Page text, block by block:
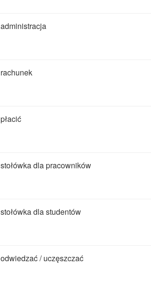
administracja
rachunek
płacić
stołówka dla pracowników
stołówka dla studentów
odwiedzać / uczęszczać